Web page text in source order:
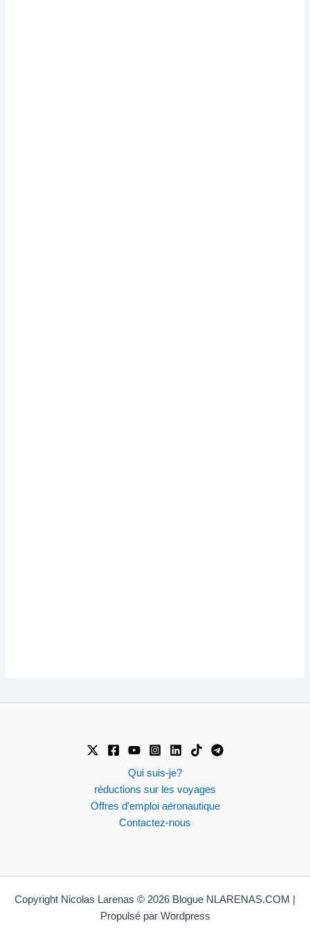
Qui suis-je?
réductions sur les voyages
Offres d'emploi aéronautique
Contactez-nous
Copyright Nicolas Larenas © 2026 Blogue NLARENAS.COM |
Propulsé par Wordpress